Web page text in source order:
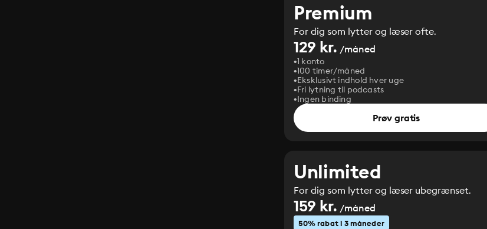
Premium
For dig som lytter og læser ofte.
129 kr. /måned
1 konto
100 timer/måned
Eksklusivt indhold hver uge
Fri lytning til podcasts
Ingen binding
Prøv gratis
Unlimited
For dig som lytter og læser ubegrænset.
159 kr. /måned
50% rabat i 3 måneder